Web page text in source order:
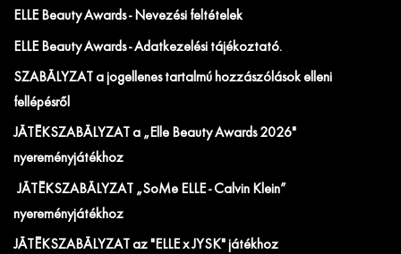
ELLE Beauty Awards - Nevezési feltételek
ELLE Beauty Awards - Adatkezelési tájékoztató.
SZABÁLYZAT a jogellenes tartalmú hozzászólások elleni
fellépésről
JÁTÉKSZABÁLYZAT a „Elle Beauty Awards 2026"
nyereményjátékhoz
JÁTÉKSZABÁLYZAT „SoMe ELLE - Calvin Klein”
nyereményjátékhoz
JÁTÉKSZABÁLYZAT az "ELLE x JYSK" játékhoz